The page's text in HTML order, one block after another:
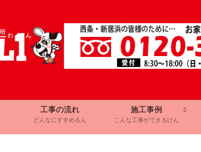
工事の流れ
どんなにすすめるん
施工事例
こんな工事ができるけん